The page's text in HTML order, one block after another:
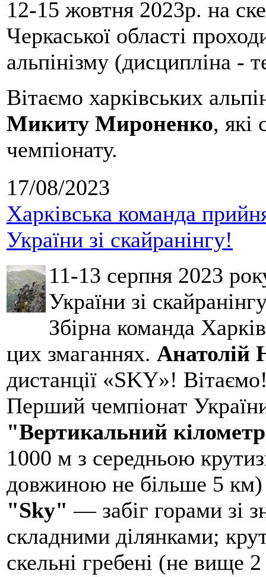
12-15 жовтня 2023р. на
Черкаської області
альпінізму (дисципліна -
Вітаємо харківських
Микиту Мироненко, які
чемпіонату.
17/08/2023
Харківська команда
України зі скайранінгу!
11-13 серпня 2023
України зі
Збірна команда
цих змаганнях. Анатолій
дистанції «SKY»!
Перший чемпіонат
"Вертикальний
1000 м з середньою
довжиною не більше 5 км)
"Sky"— забіг горами зі
складними ділянками;
скельні гребені (не вище